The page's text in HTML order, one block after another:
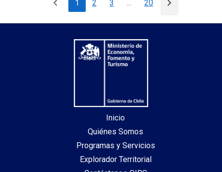
chevron_left 1 2 3 ... 20 chevron_right
Inicio
Quiénes Somos
Programas y Servicios
Explorador Territorial